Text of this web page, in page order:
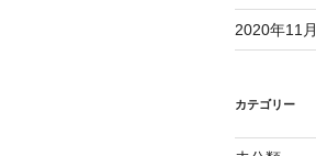
2020年11月
カテゴリー